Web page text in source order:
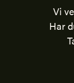
Vi
Har